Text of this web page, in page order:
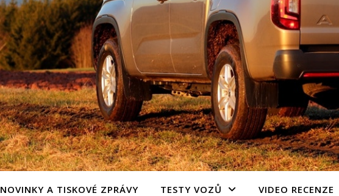
NOVINKY A TISKOVÉ ZPRÁVY TESTY VOZŮ VIDEO RECENZE